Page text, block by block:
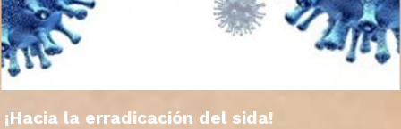
¡Hacia la erradicación del sida!